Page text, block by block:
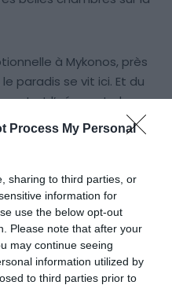
Process My Personal
sharing to third parties, or
information for
use the below opt-out
Please note that after your
may continue seeing
information utilized by
to third parties prior to
à Mykonos, près
paradis se vit ici. Et du
et l’aéroport, des
les différentes liaisons.